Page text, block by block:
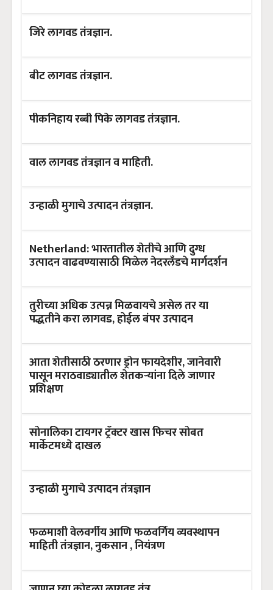
जिरे लागवड तंत्रज्ञान.
बीट लागवड तंत्रज्ञान.
पीकनिहाय रब्बी पिके लागवड तंत्रज्ञान.
वाल लागवड तंत्रज्ञान व माहिती.
उन्हाळी मुगाचे उत्पादन तंत्रज्ञान.
Netherland: भारतातील शेतीचे आणि दुग्ध
उत्पादन वाढवण्यासाठी मिळेल नेदरलॅंडचे मार्गदर्शन
तुरीच्या अधिक उत्पन्न मिळवायचे असेल तर या
पद्धतीने करा लागवड, होईल बंपर उत्पादन
आता शेतीसाठी ठरणार ड्रोन फायदेशीर, जानेवारी
पासून मराठवाड्यातील शेतकऱ्यांना दिले जाणार
प्रशिक्षण
सोनालिका टायगर ट्रॅक्टर खास फिचर सोबत
मार्केटमध्ये दाखल
उन्हाळी मुगाचे उत्पादन तंत्रज्ञान
फळमाशी वेलवर्गीय आणि फळवर्गिय व्यवस्थापन
माहिती तंत्रज्ञान, नुकसान , नियंत्रण